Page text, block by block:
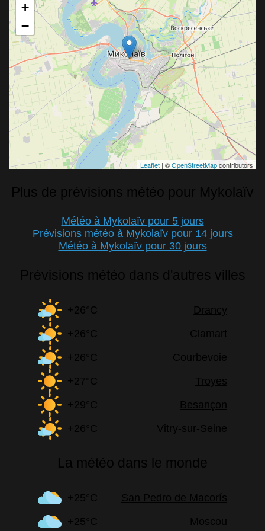
+
−
Leaflet | ©OpenStreetMapcontributors
Plus de prévisions météo pour Mykolaïv
Météo à Mykolaïv pour 5 jours
Prévisions météo à Mykolaïv pour 14 jours
Météo à Mykolaïv pour 30 jours
Prévisions météo dans d'autres villes
+26°C
Drancy
+26°C
Clamart
+26°C
Courbevoie
+27°C
Troyes
+29°C
Besançon
+26°C
Vitry-sur-Seine
La météo dans le monde
+25°C
San Pedro de Macorís
+25°C
Moscou